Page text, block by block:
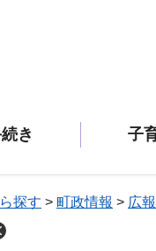
き 子
探す > 町政情報 > 広